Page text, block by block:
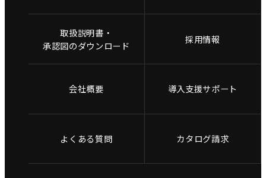
取扱説明書・
承認図のダウンロード
採用情報
会社概要 導入支援サポート
よくある質問 カタログ請求